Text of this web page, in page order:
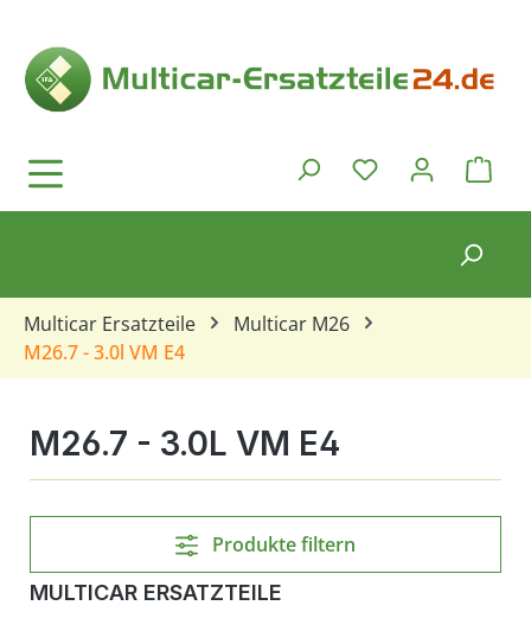
Du hast 0
Multicar Ersatzteile
Multicar M26
M26.7 - 3.0l VM E4
M26.7 - 3.0L VM E4
Produkte filtern
MULTICAR ERSATZTEILE